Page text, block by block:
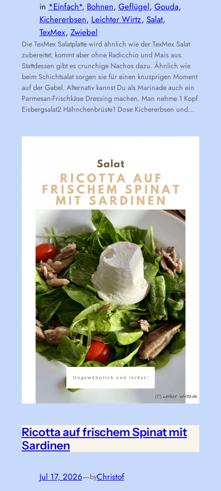
in *Einfach*, Bohnen, Geflügel, Gouda
Kichererbsen, Leichter Wirtz, Salat
TexMex, Zwiebel
Die TexMex Salatplatte wird ähnlich wie der TexMex Salat
zubereitet, kommt aber ohne Radicchio und Mais aus.
Stattdessen gibt es crunchige Nachos dazu. Ähnlich wie
beim Schichtsalat sorgen sie für einen knusprigen Moment
auf der Gabel. Alternativ kannst Du als Marinade auch ein
Parmesan-Frischkäse Dressing machen. Man nehme 1 Kopf
Eisbergsalat2 Hähnchenbrüste1 Dose Kichererbsen und…
Ricotta auf frischem Spinat mit
Sardinen
Jul 17, 2026—byChristof